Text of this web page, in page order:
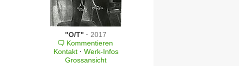
"O/T" · 2017
Kommentieren
Kontakt · Werk-Infos
Grossansicht